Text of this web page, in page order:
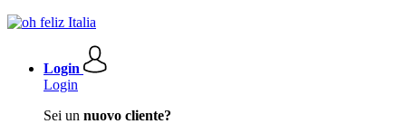
Login
Login
Sei un nuovo cliente?